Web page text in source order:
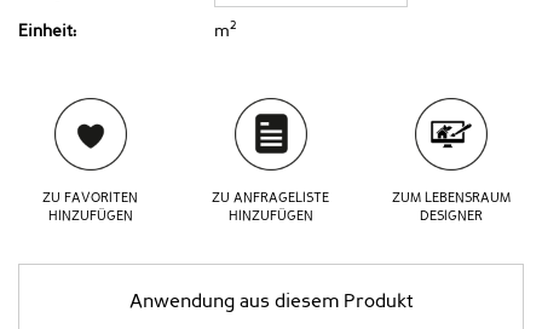
Einheit: m2
ZU FAVORITEN
HINZUFÜGEN
ZU ANFRAGELISTE
HINZUFÜGEN
ZUM LEBENSRAUM
DESIGNER
Anwendung aus diesem Produkt